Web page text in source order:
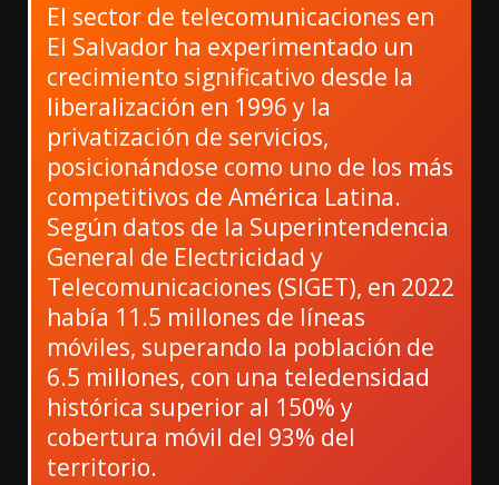
El sector de telecomunicaciones en
El Salvador ha experimentado un
crecimiento significativo desde la
liberalización en 1996 y la
privatización de servicios,
posicionándose como uno de los más
competitivos de América Latina.
Según datos de la Superintendencia
General de Electricidad y
Telecomunicaciones (SIGET), en 2022
había 11.5 millones de líneas
móviles, superando la población de
6.5 millones, con una teledensidad
histórica superior al 150% y
cobertura móvil del 93% del
territorio.